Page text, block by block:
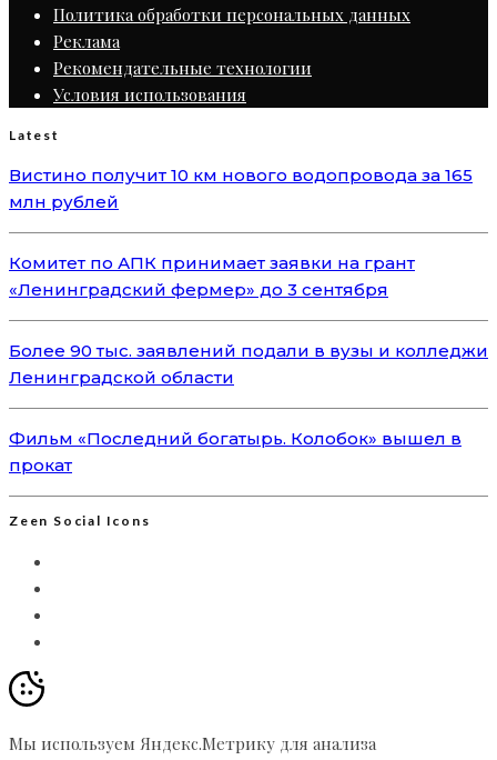
Политика обработки персональных данных
Реклама
Рекомендательные технологии
Условия использования
Latest
Вистино получит 10 км нового водопровода за 165
млн рублей
Комитет по АПК принимает заявки на грант
«Ленинградский фермер» до 3 сентября
Более 90 тыс. заявлений подали в вузы и колледжи
Ленинградской области
Фильм «Последний богатырь. Колобок» вышел в
прокат
Zeen Social Icons
Мы используем Яндекс.Метрику для анализа